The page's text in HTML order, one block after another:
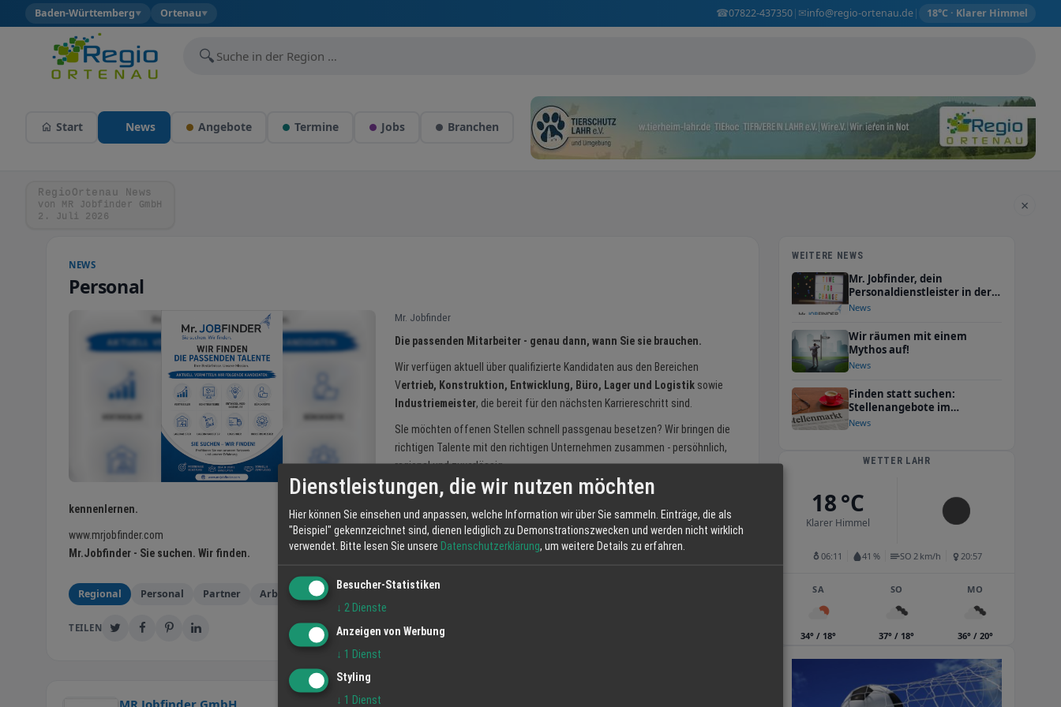
Baden-Württemberg▼ Ortenau▼ ☎07822-437350| ✉info@regio-ortenau.de| 18°C · Klarer Himmel
🔍
Start News Angebote Termine Jobs Branchen
RegioOrtenau News
von MR Jobfinder GmbH
2. Juli 2026
×
NEWS
Personal
Mr. Jobfinder
Die passenden Mitarbeiter - genau dann, wann Sie sie brauchen.
Wir verfügen aktuell über qualifizierte Kandidaten aus den Bereichen
Vertrieb, Konstruktion, Entwicklung, Büro, Lager und Logistik sowie
Industriemeister, die bereit für den nächsten Karriereschritt sind.
SIe möchten offenen Stellen schnell passgenau besetzen? Wir bringen die
richtigen Talente mit den richtigen Unternehmen zusammen - persöhnlich,
ragional und zuverlässig.
Jetzt unverbindlich anfragen und passende Kandidaten
kennenlernen.
www.mrjobfinder.com
Mr.Jobfinder - Sie suchen. Wir finden.
Regional Personal Partner Arbeitsplätze
TEILEN
MR Jobfinder GmbH
WEITERE NEWS
Mr. Jobfinder, dein
Personaldienstleister in der
Ortenau!
News
Wir räumen mit einem
Mythos auf!
News
Finden statt suchen:
Stellenangebote im
Ortenaukreis
News
WETTER LAHR
18 °C
Klarer Himmel
06:11 41 % SO 2 km/h 20:57
SA
34° / 18°
SO
37° / 18°
MO
36° / 20°
Dienstleistungen, die wir nutzen möchten
Hier können Sie einsehen und anpassen, welche Information wir über Sie sammeln. Einträge, die als
"Beispiel" gekennzeichnet sind, dienen lediglich zu Demonstrationszwecken und werden nicht wirklich
verwendet. Bitte lesen Sie unsere Datenschutzerklärung, um weitere Details zu erfahren.
Besucher-Statistiken
↓ 2 Dienste
Anzeigen von Werbung
↓ 1 Dienst
Styling
↓ 1 Dienst